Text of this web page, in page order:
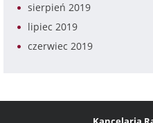
sierpień 2019
lipiec 2019
czerwiec 2019